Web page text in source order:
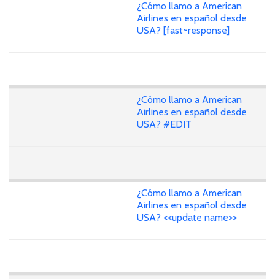
¿Cómo llamo a American
Airlines en español desde
USA? [fast~response]
¿Cómo llamo a American
Airlines en español desde
USA? #EDIT
¿Cómo llamo a American
Airlines en español desde
USA? <<update name>>